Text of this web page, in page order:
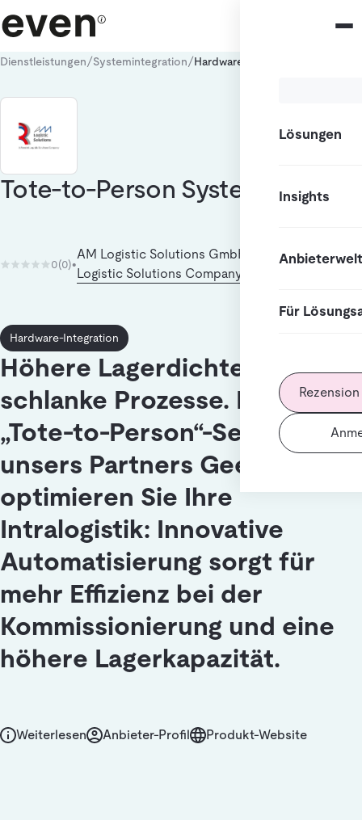
Lösungen
Insights
Anbieterwelt
Für
Dienstleistungen/Systemintegration/Hardware-Integration
Tote-to-Person System
0(0)•
AM Logistic Solutions GmbH - A Reesink
Logistic Solutions Company
Hardware-Integration
Höhere Lagerdichte und
schlanke Prozesse. Mit der
„Tote-to-Person“-Serie
unsers Partners Geek+
optimieren Sie Ihre
Intralogistik: Innovative
Automatisierung sorgt für
mehr Effizienz bei der
Kommissionierung und eine
höhere Lagerkapazität.
Weiterlesen Anbieter-Profil Produkt-Website